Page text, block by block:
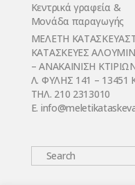
Κεντρικά γραφεία &
Μονάδα παραγωγής
ΜΕΛΕΤΗ
ΚΑΤΑΣΚΕΥΕΣ
– ΑΝΑΚΑΙΝΙΣΗ
Λ. ΦΥΛΗΣ 141 –
ΤΗΛ. 210 2313010
E.